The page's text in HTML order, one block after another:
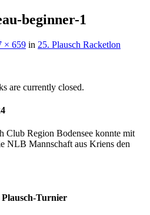
beginner-1
× 659 in 25. Plausch Racketlon
are currently closed.
Club Region Bodensee konnte mit
NLB Mannschaft aus Kriens den
Plausch-Turnier